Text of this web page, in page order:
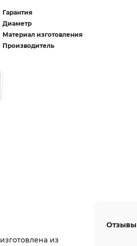
Гарантия
Диаметр
Материал изготовления
Производитель
изготовлена из
Отзывы